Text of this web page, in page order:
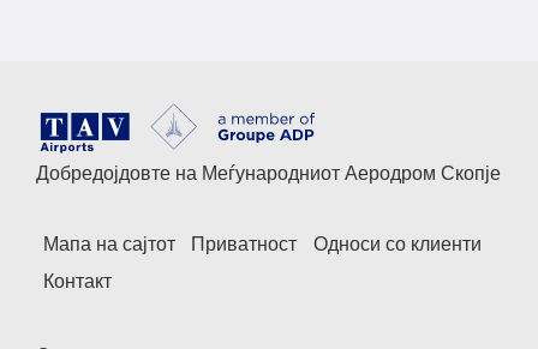
Добредојдовте на Меѓународниот Аеродром Скопје
Мапа на сајтот Приватност
Односи со клиенти
Контакт